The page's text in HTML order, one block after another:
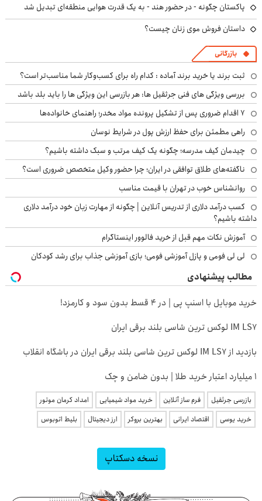
پاکستان چگونه - در حضور هند - به یک قدرت هوایی منطقه‌ای تبدیل شد
داستان فروش موی زنان چیست؟
بازرگانی
ثبت برند یا خرید برند آماده : کدام راه برای کسب‌وکار شما مناسب‌تر است؟
بررسی ویژگی های فنی جرثقیل ها: هر بازرسی این ویژگی ها را باید بلد باشد
۷ اقدام ضروری پس از تشکیل پرونده مواد مخدر؛ راهنمای خانواده‌ها
راهی مطمئن برای حفظ ارزش پول در شرایط نوسان
چیدمان کیف مدرسه؛ چگونه یک کیف مرتب و سبک داشته باشیم؟
ناگفته‌های طلاق توافقی در ایران؛ چرا حضور وکیل متخصص ضروری است؟
روانشناس خوب در تهران با قیمت مناسب
کسب درآمد دلاری از تدریس آنلاین | چگونه از مهارت زبان خود درآمد دلاری
داشته باشیم؟
آموزش نکات مهم قبل از خرید فالوور اینستاگرام
لی لی فومی و پازل آموزشی فومی؛ بازی آموزشی جذاب برای رشد کودکان
مطالب پیشنهادی
خرید موبایل با اسنپ پی | در ۴ قسط بدون سود و کارمزد!
IM LS7 لوکس ترین شاسی بلند برقی ایران
بازدید از IM LS7 لوکس ترین شاسی بلند برقی ایران در باشگاه انقلاب
۱ میلیارد اعتبار خرید طلا | بدون ضامن و چک
بازرسی جرثقیل فرم ساز آنلاین خرید مواد شیمیایی
امداد کرمان موتور
خرید یوسی
اقتصاد ایرانی بهترین بروکر ارز دیجیتال بلیط اتوبوس
نسخه دسکتاپ